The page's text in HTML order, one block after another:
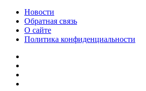
Новости
Обратная связь
О сайте
Политика конфиденциальности